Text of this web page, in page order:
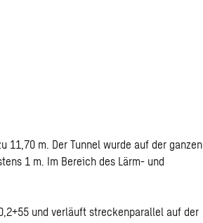
11,70 m. Der Tunnel wurde auf der ganzen
1 m. Im Bereich des Lärm- und
und verläuft streckenparallel auf der